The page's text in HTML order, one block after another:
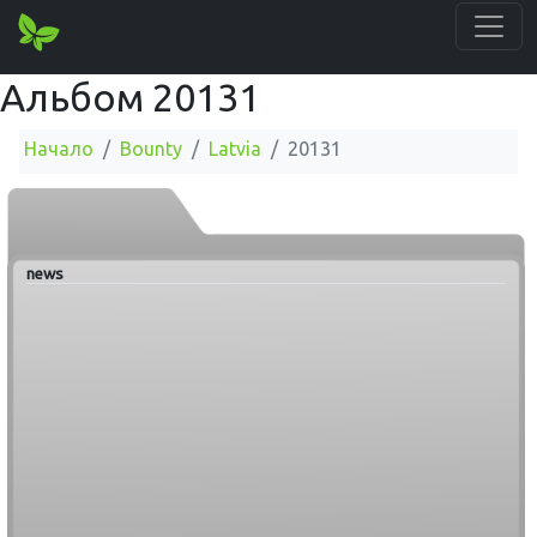
Альбом 20131
Начало Bounty Latvia 20131
news